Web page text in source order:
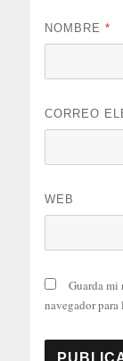
NOMBRE*
CORREO
WEB
Guarda mi
navegador